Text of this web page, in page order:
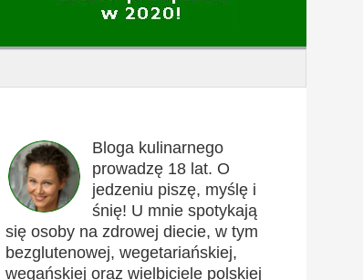
Bloga kulinarnego
prowadzę 18 lat. O
jedzeniu piszę, myślę i
śnię! U mnie spotykają
się osoby na zdrowej diecie, w tym
bezglutenowej, wegetariańskiej,
wegańskiej oraz wielbiciele polskiej